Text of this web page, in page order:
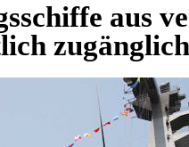
aus
zugänglich